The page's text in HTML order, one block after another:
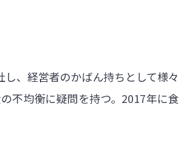
、経営者のかばん持ちとして様々
不均衡に疑問を持つ。2017年に食